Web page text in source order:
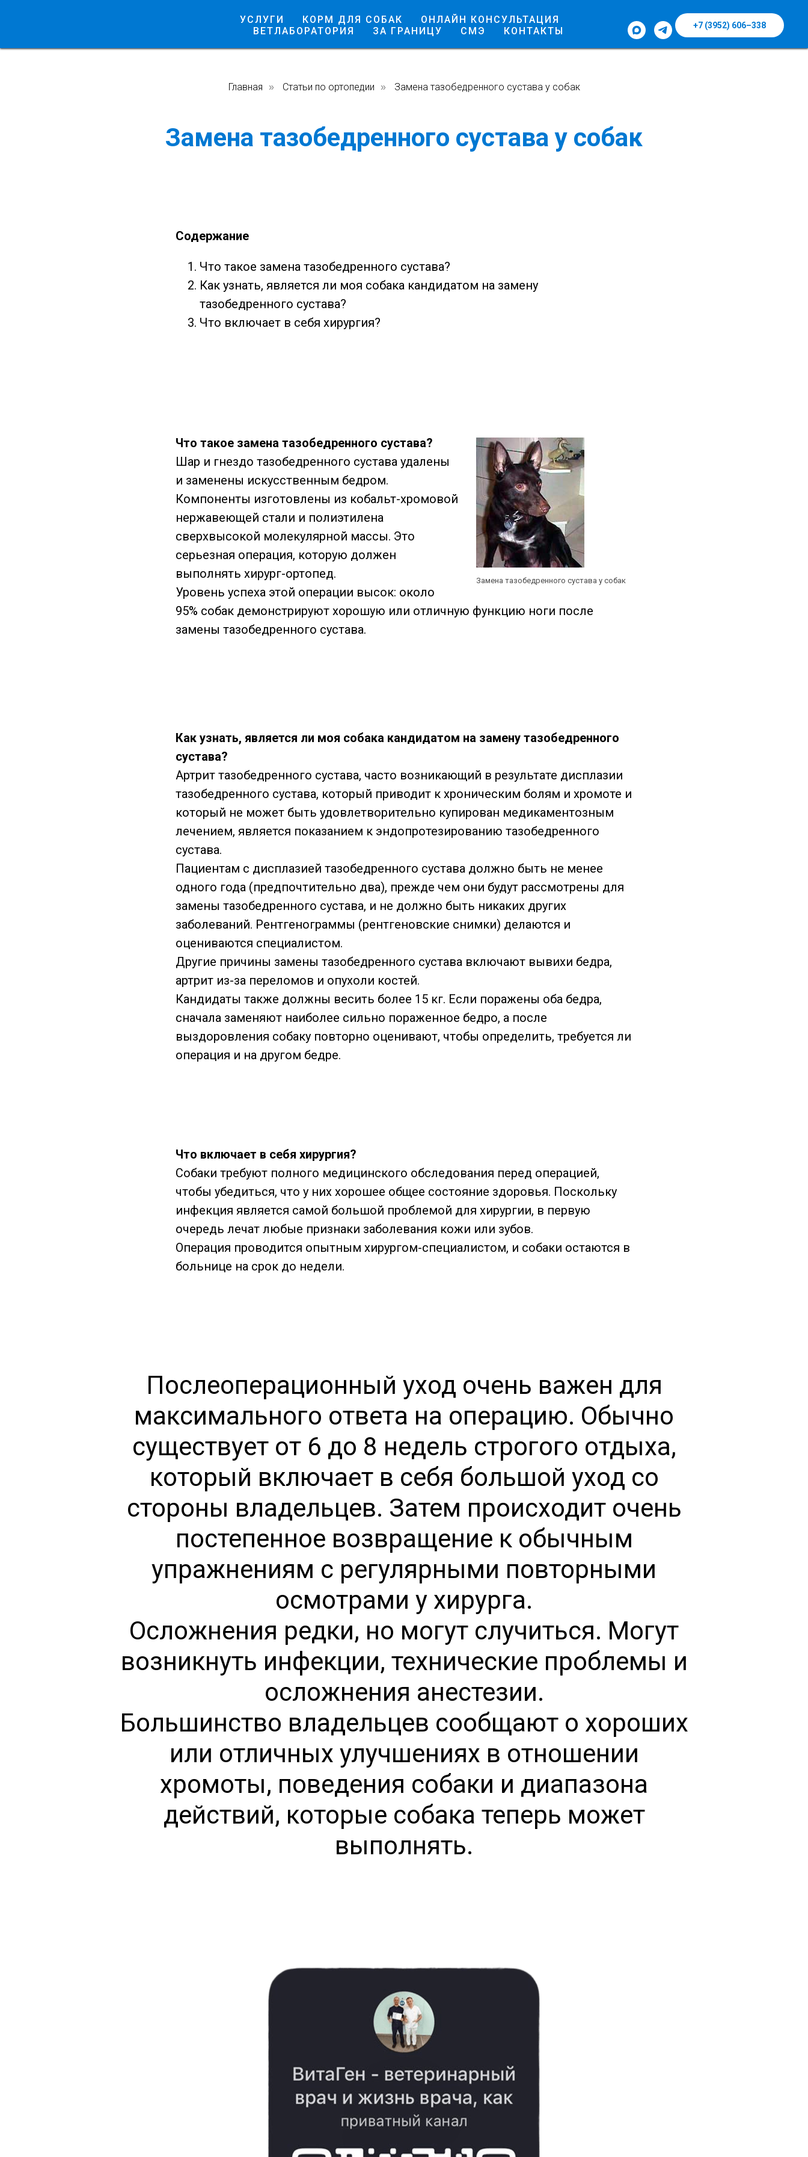
УСЛУГИ КОРМ ДЛЯ СОБАК
ОНЛАЙН КОНСУЛЬТАЦИЯ
ВЕТЛАБОРАТОРИЯ
ЗА ГРАНИЦУ СМЭ КОНТАКТЫ
+7 (3952) 606–338
Главная » Статьи по ортопедии » Замена тазобедренного сустава у собак
Замена тазобедренного сустава у собак
Содержание
Что такое замена тазобедренного сустава?
Как узнать, является ли моя собака кандидатом на замену
тазобедренного сустава?
Что включает в себя хирургия?
Замена тазобедренного сустава у собак
Что такое замена тазобедренного сустава?
Шар и гнездо тазобедренного сустава удалены
и заменены искусственным бедром.
Компоненты изготовлены из кобальт-хромовой
нержавеющей стали и полиэтилена
сверхвысокой молекулярной массы. Это
серьезная операция, которую должен
выполнять хирург-ортопед.
Уровень успеха этой операции высок: около
95% собак демонстрируют хорошую или отличную функцию ноги после
замены тазобедренного сустава.
Как узнать, является ли моя собака кандидатом на замену тазобедренного
сустава?
Артрит тазобедренного сустава, часто возникающий в результате дисплазии
тазобедренного сустава, который приводит к хроническим болям и хромоте и
который не может быть удовлетворительно купирован медикаментозным
лечением, является показанием к эндопротезированию тазобедренного
сустава.
Пациентам с дисплазией тазобедренного сустава должно быть не менее
одного года (предпочтительно два), прежде чем они будут рассмотрены для
замены тазобедренного сустава, и не должно быть никаких других
заболеваний. Рентгенограммы (рентгеновские снимки) делаются и
оцениваются специалистом.
Другие причины замены тазобедренного сустава включают вывихи бедра,
артрит из-за переломов и опухоли костей.
Кандидаты также должны весить более 15 кг. Если поражены оба бедра,
сначала заменяют наиболее сильно пораженное бедро, а после
выздоровления собаку повторно оценивают, чтобы определить, требуется ли
операция и на другом бедре.
Что включает в себя хирургия?
Собаки требуют полного медицинского обследования перед операцией,
чтобы убедиться, что у них хорошее общее состояние здоровья. Поскольку
инфекция является самой большой проблемой для хирургии, в первую
очередь лечат любые признаки заболевания кожи или зубов.
Операция проводится опытным хирургом-специалистом, и собаки остаются в
больнице на срок до недели.
Послеоперационный уход очень важен для
максимального ответа на операцию. Обычно
существует от 6 до 8 недель строгого отдыха,
который включает в себя большой уход со
стороны владельцев. Затем происходит очень
постепенное возвращение к обычным
упражнениям с регулярными повторными
осмотрами у хирурга.
Осложнения редки, но могут случиться. Могут
возникнуть инфекции, технические проблемы и
осложнения анестезии.
Большинство владельцев сообщают о хороших
или отличных улучшениях в отношении
хромоты, поведения собаки и диапазона
действий, которые собака теперь может
выполнять.